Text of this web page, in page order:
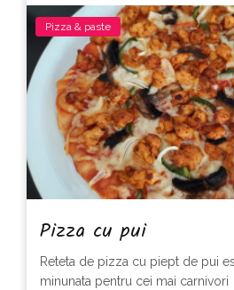
Pizza & paste
Pizza cu pui
Reteta de pizza cu piept de pui
minunata pentru cei mai carnivori